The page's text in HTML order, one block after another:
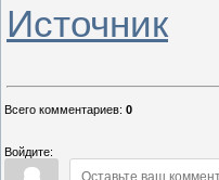
Источник
Всего комментариев: 0
Войдите: